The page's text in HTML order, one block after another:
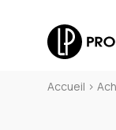
Accueil >